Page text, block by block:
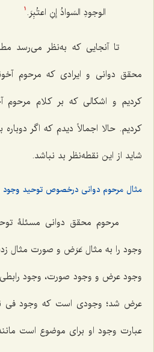
الوجودِ السَوادُ إنِ اعتُبِرَ. 1
تا آنجایی که به‌نظر می‌رسد
محقق دوانی و ایرادی که مرحوم
کردیم و اشکالی که بر کلام
کردیم. حالا اجمالاً دیدم که اگر
شاید از این نقطه‌نظر بد نباشد.
مثال مرحوم دوانی درخصوص توحید
مرحوم محقق دوانی مسئلۀ
وجود را به مثال عَرَض و صورت مثال
وجود عرض و وجود صورت، وجود
عرض شد؛ وجودی است که وجود فی
عبارت وجود او برای موضوع است